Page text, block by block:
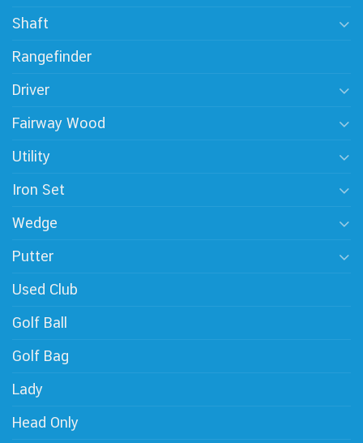
Shaft
Rangefinder
Driver
Fairway Wood
Utility
Iron Set
Wedge
Putter
Used Club
Golf Ball
Golf Bag
Lady
Head Only